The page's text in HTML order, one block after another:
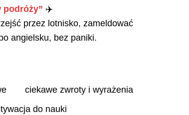
podróży” ✈️
przez lotnisko, zameldować
angielsku, bez paniki.
ciekawe zwroty i wyrażenia
do nauki